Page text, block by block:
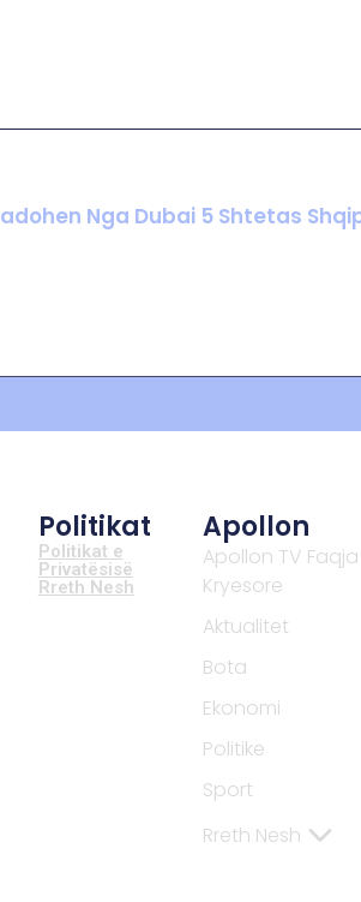
Nga Dubai 5 Shtetas
Politikat
Politikat e
Privatësisë
Rreth Nesh
Apollon
Apollon TV Faqja
Kryesore
Aktualitet
Bota
Ekonomi
Politike
Sport
Rreth Nesh